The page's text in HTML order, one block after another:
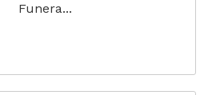
Funera...